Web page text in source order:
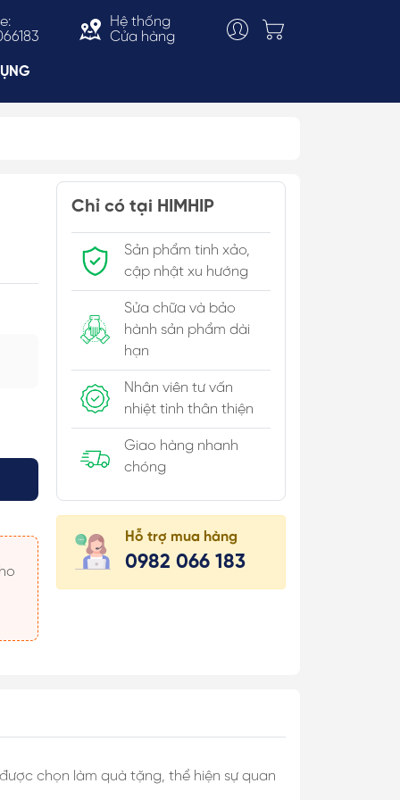
Hệ thống
Cửa hàng
Vòng Cổ Thời Trang
Kiềng Cổ
Chỉ có tại HIMHIP
Sản phẩm tinh xảo,
cập nhật xu hướng
Sửa chữa và bảo
hành sản phẩm dài
hạn
Nhân viên tư vấn
nhiệt tình thân thiện
Giao hàng nhanh
chóng
Hỗ trợ mua hàng
0982 066 183
chọn làm quà tặng, thể hiện sự quan